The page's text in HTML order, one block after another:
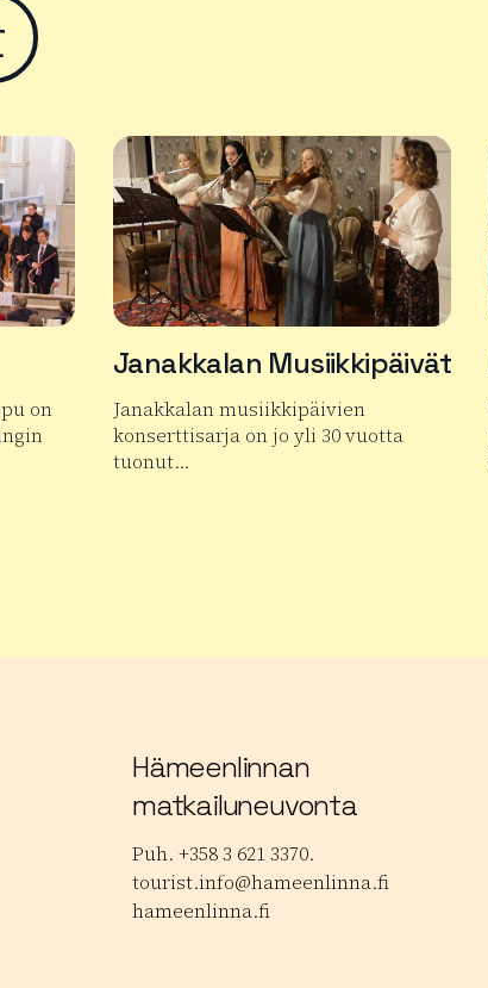
on
Janakkalan Musiikkipäivät
Janakkalan musiikkipäivien
konserttisarja on jo yli 30 vuotta
tuonut…
Hämeenlinnan
matkailuneuvonta
Puh. +358 3 621 3370.
tourist.info@hameenlinna.fi
hameenlinna.fi